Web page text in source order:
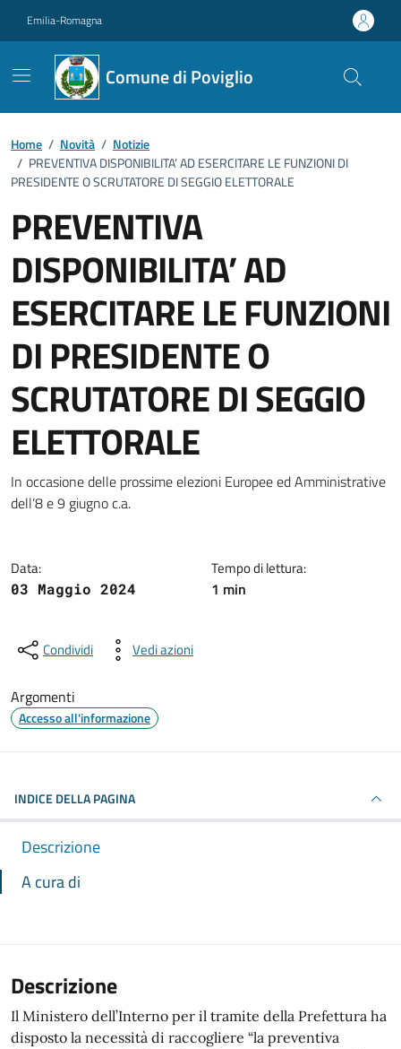
Emilia-Romagna
Comune di Poviglio
Home / Novità / Notizie
/ PREVENTIVA DISPONIBILITA’ AD ESERCITARE LE FUNZIONI DI
PRESIDENTE O SCRUTATORE DI SEGGIO ELETTORALE
PREVENTIVA
DISPONIBILITA’ AD
ESERCITARE LE FUNZIONI
DI PRESIDENTE O
SCRUTATORE DI SEGGIO
ELETTORALE
Dettagli della notizia
In occasione delle prossime elezioni Europee ed Amministrative
dell’8 e 9 giugno c.a.
Data:
03 Maggio 2024
Tempo di lettura:
1 min
Condividi Vedi azioni
Argomenti
Accesso all'informazione
INDICE DELLA PAGINA
Descrizione
A cura di
Descrizione
Il Ministero dell’Interno per il tramite della Prefettura ha
disposto la necessità di raccogliere “la preventiva